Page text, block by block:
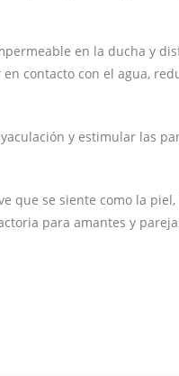
en la ducha y
contacto con el agua,
y estimular las
que se siente como la
para amantes y